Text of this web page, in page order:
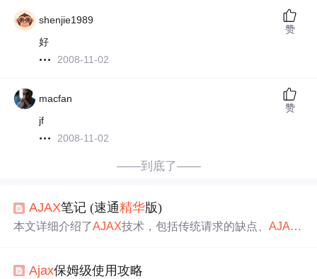
shenjie1989
好
2008-11-02
赞
macfan
jf
2008-11-02
赞
——到底了——
AJAX笔记 (速通精华版)
本文详细介绍了AJAX技术，包括传统请求的缺点、AJAX
讲解了基于JSON和XML的数据交换，以及
Ajax保姆级使用攻略